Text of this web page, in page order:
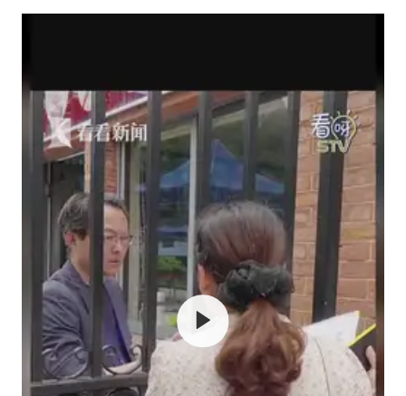
美股存储板块集体大跌
38岁演员求职万岁山NPC成功
老中医：立秋后养心是关键
国防部：中国军队坚决反制任何闹海挑衅图谋
我国外贸延续良好增长态势
东航：国内客票提前14天免费退改
欧阳娜娜窦靖童好搭
夯实基础开新局